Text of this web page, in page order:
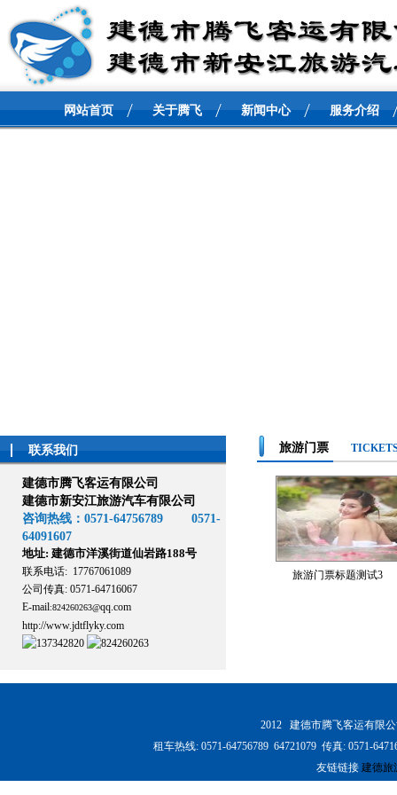
网站首页 关于腾飞 新闻中心 服务介绍
联系我们
建德市腾飞客运有限公司
建德市新安江旅游汽车有限公司
咨询热线：0571-64756789 0571-
64091607
地址: 建德市洋溪街道仙岩路188号
联系电话: 17767061089
公司传真: 0571-64716067
E-mail:824260263@qq.com
http://www.jdtflyky.com
旅游门票
旅游门票标题测试3
2012 建德市腾飞客运有限
租车热线: 0571-64756789 64721079 传真: 0571-
友链链接 建德旅